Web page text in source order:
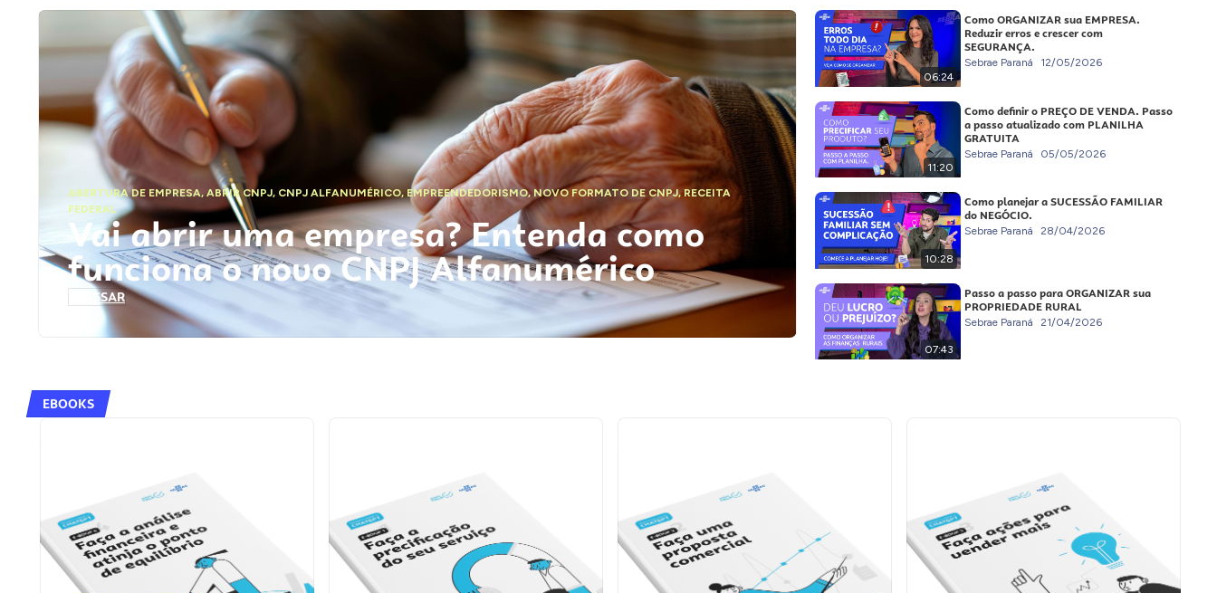
ABERTURA DE EMPRESA,ABRIR CNPJ, CNPJ ALFANUMÉRICO, EMPREENDEDORISMO,NOVO FORMATO DE CNPJ,RECEITA
FEDERAL
Vai abrir uma empresa? Entenda como
funciona o novo CNPJ Alfanumérico
ACESSAR
06:24
Como ORGANIZAR sua EMPRESA.
Reduzir erros e crescer com
SEGURANÇA.
Sebrae Paraná 12/05/2026
11:20
Como definir o PREÇO DE VENDA. Passo
a passo atualizado com PLANILHA
GRATUITA
Sebrae Paraná 05/05/2026
10:28
Como planejar a SUCESSÃO FAMILIAR
do NEGÓCIO.
Sebrae Paraná 28/04/2026
07:43
Passo a passo para ORGANIZAR sua
PROPRIEDADE RURAL
Sebrae Paraná 21/04/2026
EBOOKS